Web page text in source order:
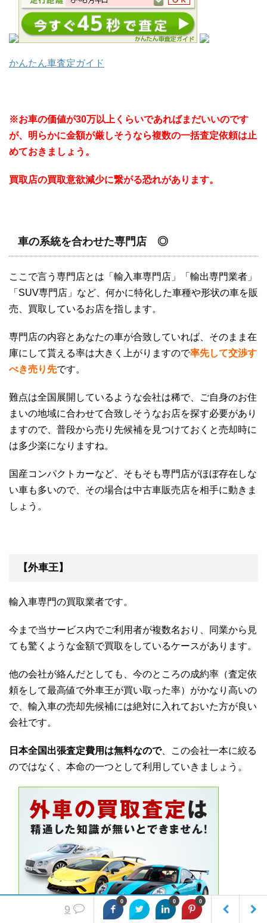
かんたん車査定ガイド
※お車の価値が30万以上くらいであればまだいいのです
が、明らかに金額が厳しそうなら複数の一括査定依頼は止
めておきましょう。
買取店の買取意欲減少に繋がる恐れがあります。
車の系統を合わせた専門店 ◎
ここで言う専門店とは「輸入車専門店」「輸出専門業者」
「SUV専門店」など、何かに特化した車種や形状の車を販
売、買取しているお店を指します。
専門店の内容とあなたの車が合致していれば、そのまま在
庫にして貰える率は大きく上がりますので率先して交渉す
べき売り先です。
難点は全国展開しているような会社は稀で、ご自身のお住
まいの地域に合わせて合致しそうなお店を探す必要があり
ますので、普段から売り先候補を見つけておくと売却時に
は多少楽になりますね。
国産コンパクトカーなど、そもそも専門店がほぼ存在しな
い車も多いので、その場合は中古車販売店を相手に動きま
しょう。
【外車王】
輸入車専門の買取業者です。
今まで当サービス内でご利用者が複数名おり、同業から見
ても驚くような金額で買取をしているケースがあります。
他の会社が絡んだとしても、今のところの成約率（査定依
頼をして最高値で外車王が買い取った率）がかなり高いの
で、輸入車の売却先候補には絶対に入れておいた方が良い
会社です。
日本全国出張査定費用は無料なので、この会社一本に絞る
のではなく、本命の一つとして利用していきましょう。
0 0 0
9